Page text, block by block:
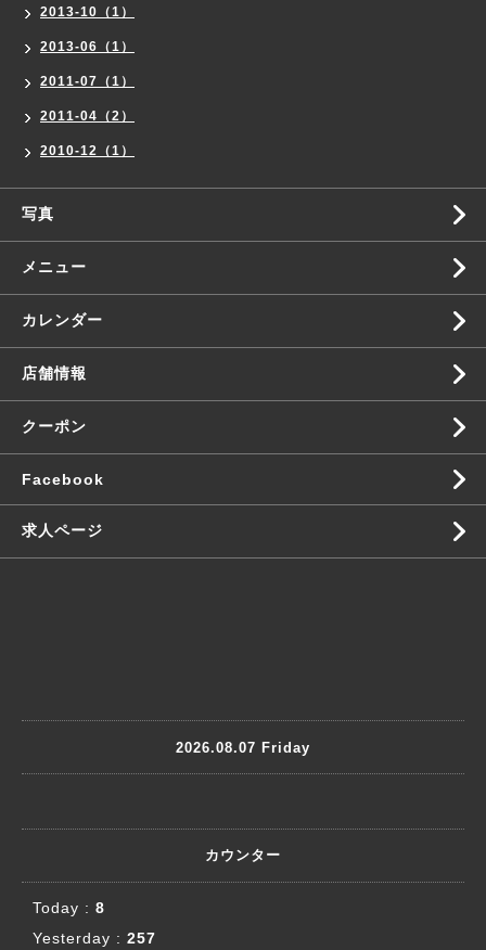
2013-10（1）
2013-06（1）
2011-07（1）
2011-04（2）
2010-12（1）
写真
メニュー
カレンダー
店舗情報
クーポン
Facebook
求人ページ
2026.08.07 Friday
カウンター
Today : 8
Yesterday : 257